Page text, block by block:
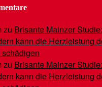
zu Brisante Mainzer
kann die Herzleistung
zu Brisante Mainzer
kann die Herzleistung